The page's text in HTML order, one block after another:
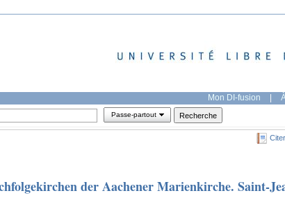
Mon DI-fusion |
Passe-partout
Citer
der Aachener Marienkirche. Saint-